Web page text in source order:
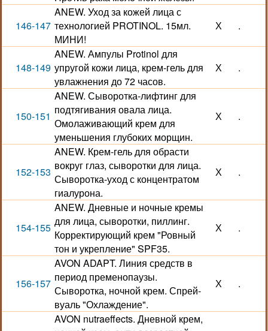
146-147
ANEW. Уход за кожей лица с
технологией PROTINOL. 15мл.
МИНИ!
Х .
148-149
ANEW. Ампулы Protinol для
упругой кожи лица, крем-гель для
увлажнения до 72 часов.
Х .
150-151
ANEW. Сыворотка-лифтинг для
подтягивания овала лица.
Омолаживающий крем для
уменьшения глубоких морщин.
Х .
152-153
ANEW. Крем-гель для обрасти
вокруг глаз, сыворотки для лица.
Сыворотка-уход с концентратом
гиалурона.
Х .
154-155
ANEW. Дневные и ночные кремы
для лица, сыворотки, пиллинг.
Корректирующий крем "Ровный
тон и укрепление" SPF35.
Х .
156-157
AVON ADAPT. Линия средств в
период пременопаузы.
Сыворотка, ночной крем. Спрей-
вуаль "Охлаждение".
Х .
AVON nutraeffects. Дневной крем,